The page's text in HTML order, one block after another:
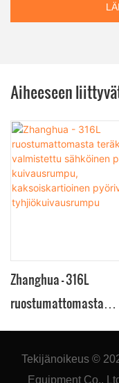
Aiheeseen
Zhanghua - 316L
ruostumattomasta
teräksestä
sähköinen pyörivä
kuivausrumpu,
Tekijänoikeus ©
Equipment Co.,